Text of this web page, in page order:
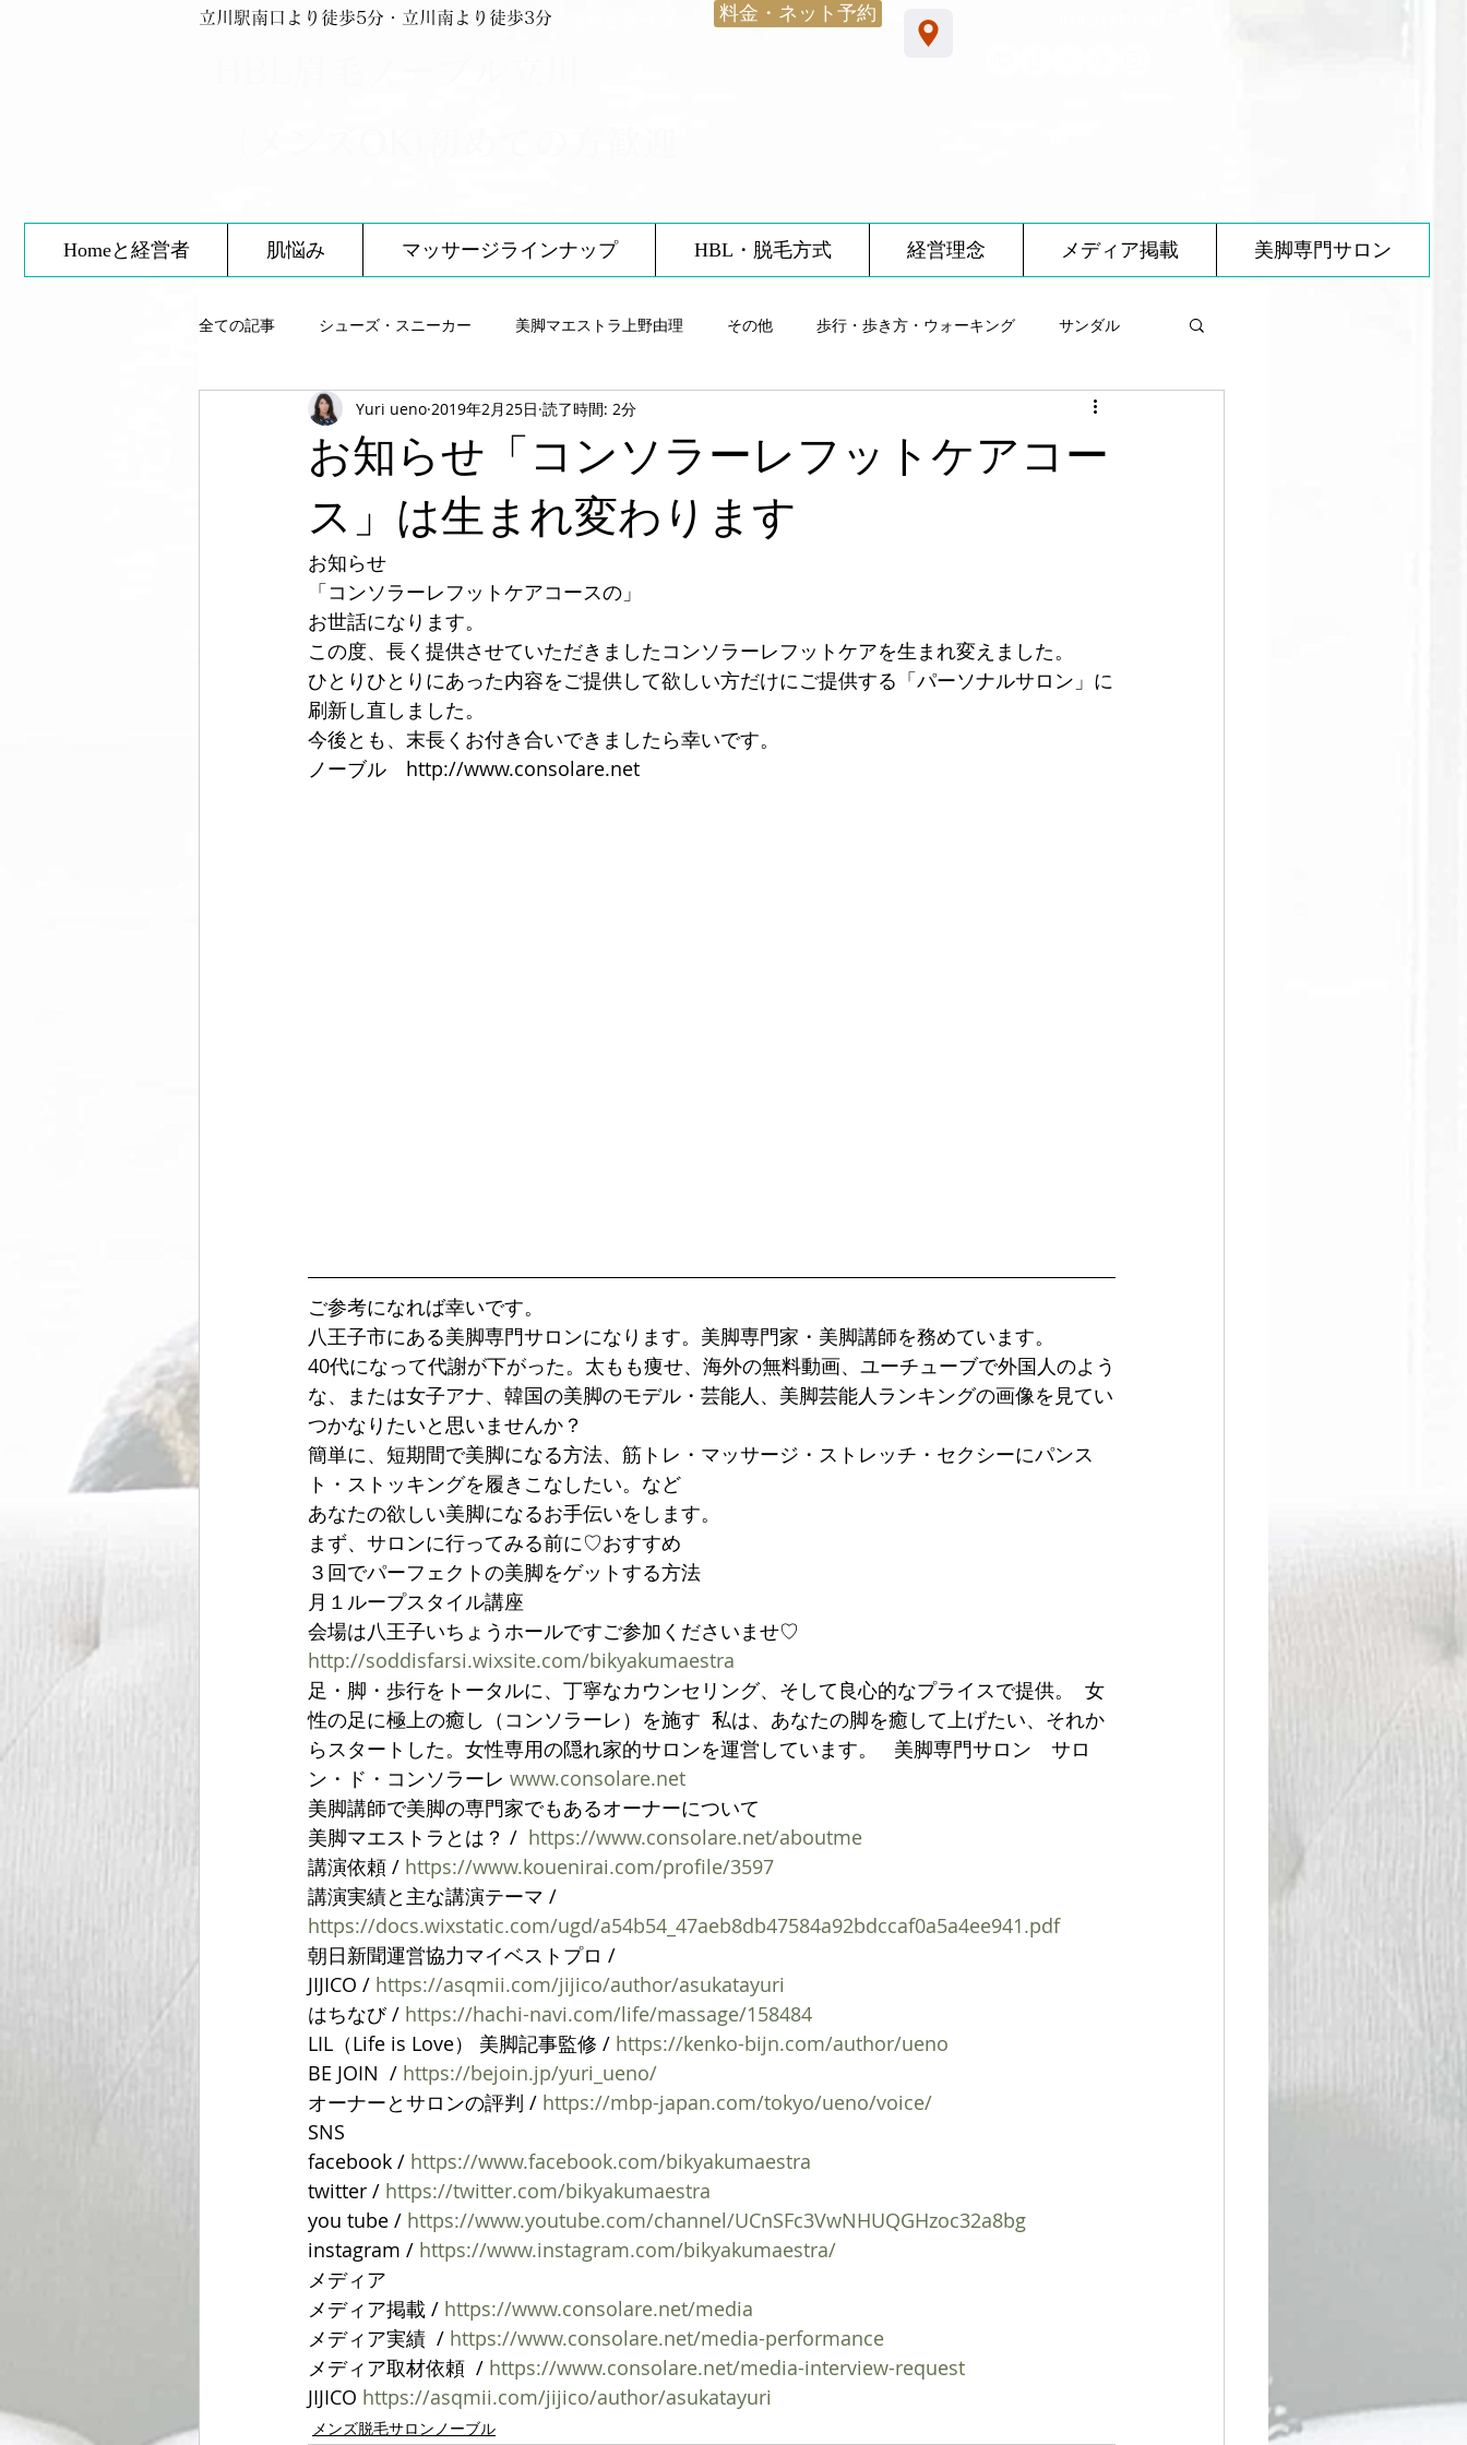
立川駅南口より徒歩5分・立川南より徒歩3分 料金・ネット予約
Homeと経営者 肌悩み マッサージラインナップ HBL・脱毛方式 経営理念 メディア掲載 美脚専門サロン
全ての記事 シューズ・スニーカー 美脚マエストラ上野由理 その他 歩行・歩き方・ウォーキング サンダル
スキンケア 靴について 雨・レインシューズ
フットウェア セルフケア デキるオトコにオススメの靴 足のトラブル解決
メンズ脱毛サロンノーブル 芸能関係のお客様体験談
お知らせ「コンソラーレフットケアコー
ス」は生まれ変わります
Yuri ueno 2019年2月25日 読了時間: 2分
お知らせ
「コンソラーレフットケアコースの」
お世話になります。
この度、長く提供させていただきましたコンソラーレフットケアを生まれ変えました。
ひとりひとりにあった内容をご提供して欲しい方だけにご提供する「パーソナルサロン」に
刷新し直しました。
今後とも、末長くお付き合いできましたら幸いです。
ノーブル　http://www.consolare.net
ご参考になれば幸いです。
八王子市にある美脚専門サロンになります。美脚専門家・美脚講師を務めています。
40代になって代謝が下がった。太もも痩せ、海外の無料動画、ユーチューブで外国人のよう
な、または女子アナ、韓国の美脚のモデル・芸能人、美脚芸能人ランキングの画像を見てい
つかなりたいと思いませんか？
簡単に、短期間で美脚になる方法、筋トレ・マッサージ・ストレッチ・セクシーにパンス
ト・ストッキングを履きこなしたい。など
あなたの欲しい美脚になるお手伝いをします。
まず、サロンに行ってみる前に♡おすすめ
３回でパーフェクトの美脚をゲットする方法
月１ループスタイル講座
会場は八王子いちょうホールですご参加くださいませ♡
http://soddisfarsi.wixsite.com/bikyakumaestra
足・脚・歩行をトータルに、丁寧なカウンセリング、そして良心的なプライスで提供。  女
性の足に極上の癒し（コンソラーレ）を施す  私は、あなたの脚を癒して上げたい、それか
らスタートした。女性専用の隠れ家的サロンを運営しています。   美脚専門サロン　サロ
ン・ド・コンソラーレ www.consolare.net
美脚講師で美脚の専門家でもあるオーナーについて
美脚マエストラとは？ / https://www.consolare.net/aboutme
講演依頼 / https://www.kouenirai.com/profile/3597
講演実績と主な講演テーマ /
https://docs.wixstatic.com/ugd/a54b54_47aeb8db47584a92bdccaf0a5a4ee941.pdf
朝日新聞運営協力マイベストプロ /
JIJICO / https://asqmii.com/jijico/author/asukatayuri
はちなび / https://hachi-navi.com/life/massage/158484
LIL（Life is Love） 美脚記事監修 / https://kenko-bijn.com/author/ueno
BE JOIN  / https://bejoin.jp/yuri_ueno/
オーナーとサロンの評判 / https://mbp-japan.com/tokyo/ueno/voice/
SNS
facebook / https://www.facebook.com/bikyakumaestra
twitter / https://twitter.com/bikyakumaestra
you tube / https://www.youtube.com/channel/UCnSFc3VwNHUQGHzoc32a8bg
instagram / https://www.instagram.com/bikyakumaestra/
メディア
メディア掲載 / https://www.consolare.net/media
メディア実績  / https://www.consolare.net/media-performance
メディア取材依頼  / https://www.consolare.net/media-interview-request
JIJICO https://asqmii.com/jijico/author/asukatayuri
メンズ脱毛サロンノーブル